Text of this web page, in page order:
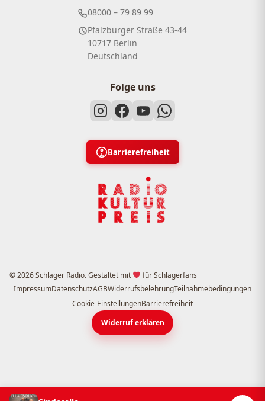
08000 – 79 89 99
Pfalzburger Straße 43-44
10717 Berlin
Deutschland
Folge uns
Barrierefreiheit
© 2026 Schlager Radio. Gestaltet mit
für Schlagerfans
ImpressumDatenschutzAGBWiderrufsbelehrungTeilnahmebedingungen
Cookie-EinstellungenBarrierefreiheit
Widerruf erklären